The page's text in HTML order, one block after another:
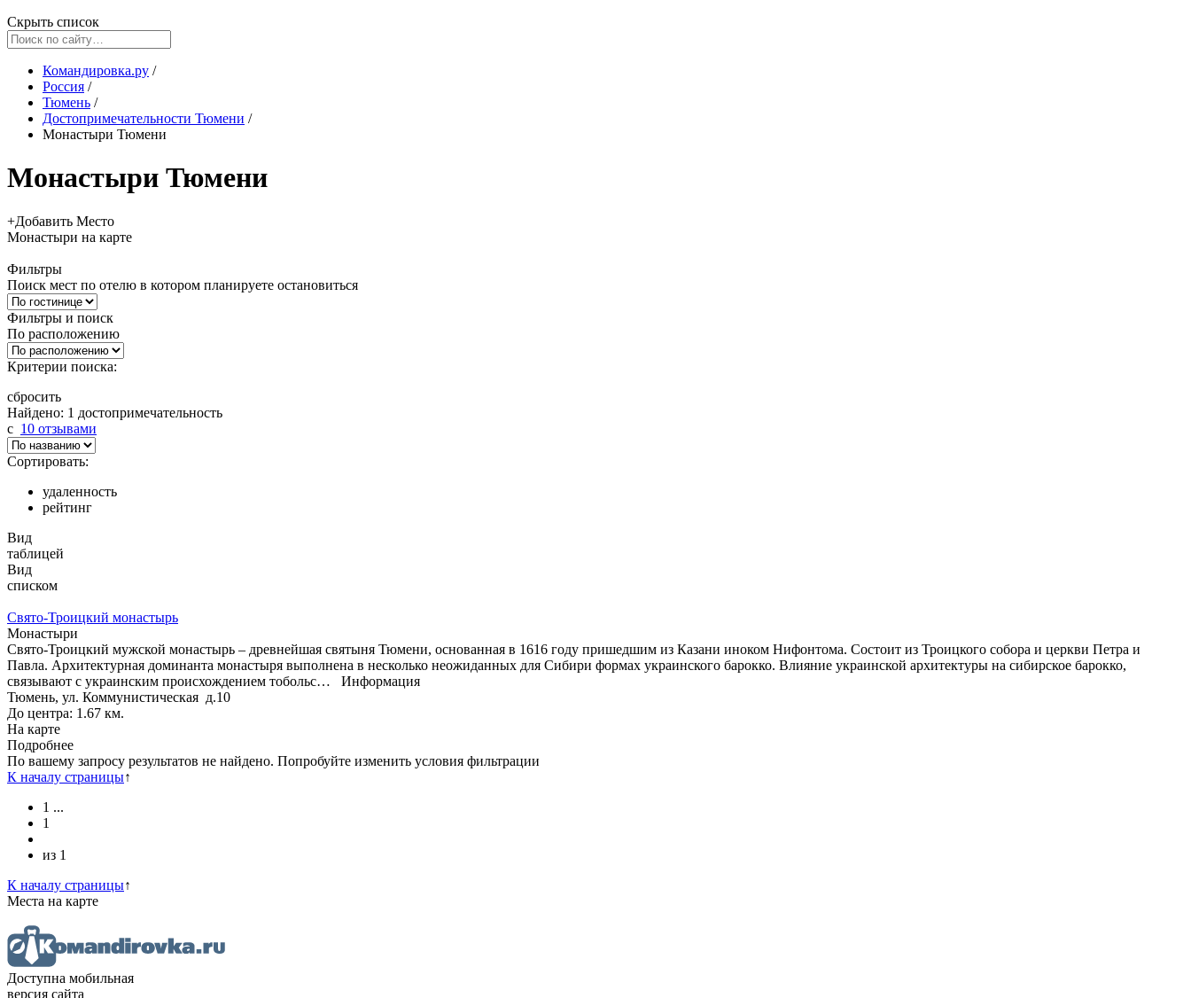
Скрыть список
Командировка.ру /
Россия /
Тюмень /
Достопримечательности Тюмени /
Монастыри Тюмени
Монастыри Тюмени
+Добавить Место
Монастыри на карте
Фильтры
Поиск мест по отелю в котором планируете остановиться
Фильтры и поиск
По расположению
Критерии поиска:
сбросить
Найдено: 1 достопримечательность
c 10 отзывами
Сортировать:
удаленность
рейтинг
Вид
таблицей
Вид
списком
Свято-Троицкий монастырь
Монастыри
Свято-Троицкий мужской монастырь – древнейшая святыня Тюмени, основанная в 1616 году пришедшим из Казани иноком Нифонтома. Состоит из Троицкого собора и церкви Петра и
Павла. Архитектурная доминанта монастыря выполнена в несколько неожиданных для Сибири формах украинского барокко. Влияние украинской архитектуры на сибирское барокко,
связывают с украинским происхождением тобольс… Информация
Тюмень, ул. Коммунистическая д.10
До центра: 1.67 км.
На карте
Подробнее
По вашему запросу результатов не найдено. Попробуйте изменить условия фильтрации
К началу страницы↑
1 ...
1
из 1
К началу страницы↑
Места на карте
Доступна мобильная
версия сайта